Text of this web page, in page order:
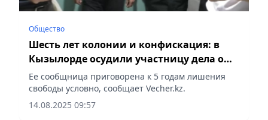
Общество
Шесть лет колонии и конфискация: в
Кызылорде осудили участницу дела о
хищении 88 млн тенге
Ее сообщница приговорена к 5 годам лишения
свободы условно, сообщает Vecher.kz.
14.08.2025 09:57